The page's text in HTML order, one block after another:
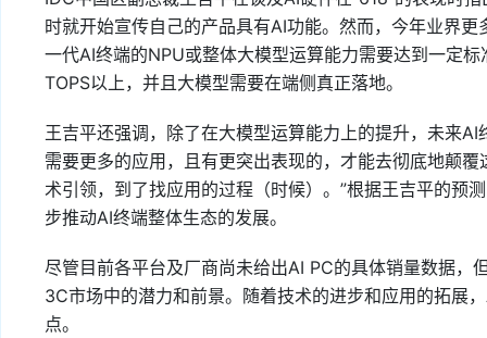
时就开始宣传自己的产品具有AI功能。然而，今年业界
一代AI终端的NPU或整体大模型运算能力需要达到一定
TOPS以上，并且大模型需要在端侧真正落地。
王吉平还强调，除了在大模型运算能力上的提升，未来
需要更多的应用，且有更突出表现的，才能去彻底地颠
术引领，到了找应用的过程（时候）。”根据王吉平的预
步推动AI终端整体生态的发展。
尽管目前各平台及厂商尚未给出AI PC的具体销量数据，
3C市场中的潜力和前景。随着技术的进步和应用的拓展
点。